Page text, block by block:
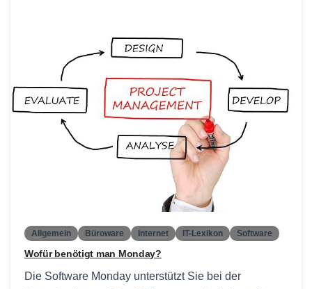
Allgemein Büroware Internet IT-Lexikon Software
Wofür benötigt man Monday?
Die Software Monday unterstützt Sie bei der